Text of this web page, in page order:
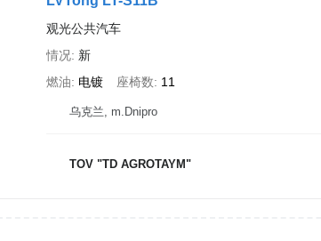
观光公共汽车
情况 新
燃油
电镀 座椅数 11
乌克兰, m.Dnipro
TOV "TD AGROTAYM"